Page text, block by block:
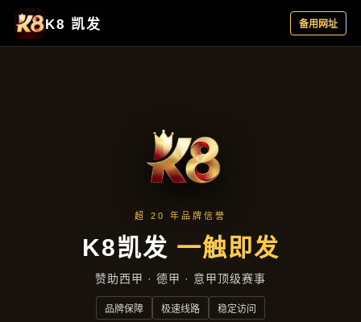
公司简讯
首页 公司简讯